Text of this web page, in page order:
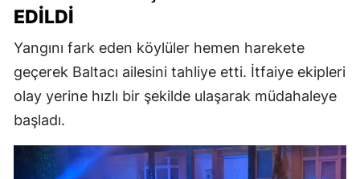
EDILDI
Yangını fark eden köylüler hemen harekete
geçerek Baltacı ailesini tahliye etti. İtfaiye ekipleri
olay yerine hızlı bir şekilde ulaşarak müdahaleye
başladı.